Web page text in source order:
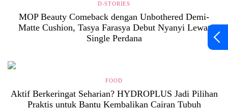
D-STORIES
MOP Beauty Comeback dengan Unbothered Demi-
Matte Cushion, Tasya Farasya Debut Nyanyi Lewat
Single Perdana
FOOD
Aktif Berkeringat Seharian? HYDROPLUS Jadi Pilihan
Praktis untuk Bantu Kembalikan Cairan Tubuh